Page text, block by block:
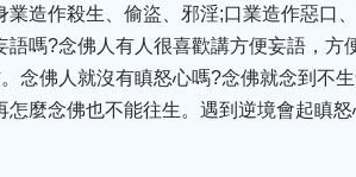
業造作殺生、偷盜、邪淫;口業造作惡口
語嗎?念佛人有人很喜歡講方便妄語，
念佛人就沒有瞋怒心嗎?念佛就念到不
麼念佛也不能往生。遇到逆境會起瞋